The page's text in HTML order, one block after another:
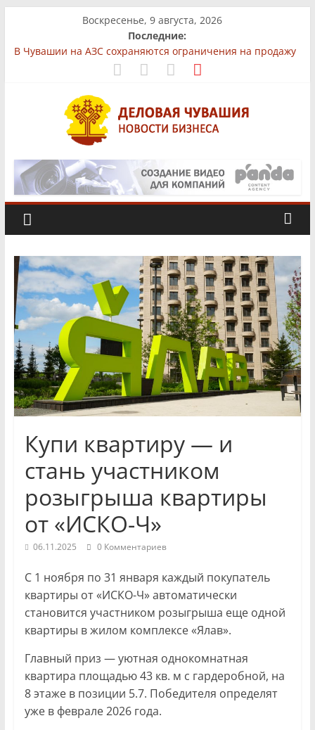
content
Воскресенье, 9 августа, 2026
Последние:
В Чувашии на АЗС сохраняются ограничения на продажу
Бизнес-парк «КУБ»: всё для роста в одной локации
Фермер из Чувашии увеличит производство
африканского сома втрое
«Юнител Инжиниринг» вложит 1,3 млрд рублей в
производство в Чебоксарах
Деловая
Чувашия.
Новости
бизнеса
и
экономики
Новости
Чувашской
Чебоксар.
События
происшествия,
интервью,
инсайды.
Купи квартиру — и
стань участником
розыгрыша квартиры
от «ИСКО-Ч»
06.11.2025 0 Комментариев
С 1 ноября по 31 января каждый покупатель
квартиры от «ИСКО-Ч» автоматически
становится участником розыгрыша еще одной
квартиры в жилом комплексе «Ялав».
Главный приз — уютная однокомнатная
квартира площадью 43 кв. м с гардеробной, на
8 этаже в позиции 5.7. Победителя определят
уже в феврале 2026 года.